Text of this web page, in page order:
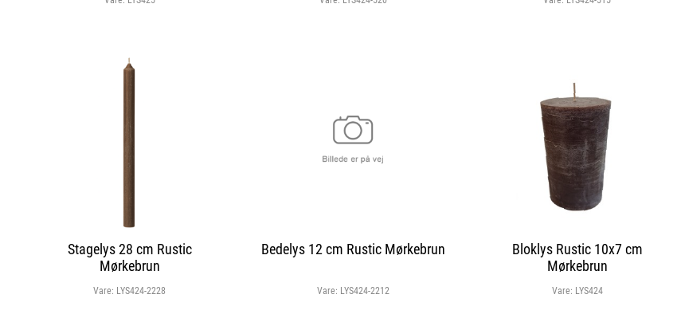
Stagelys 28 cm Rustic
Mørkebrun
Vare: LYS424-2228
Bedelys 12 cm Rustic Mørkebrun
Vare: LYS424-2212
Bloklys Rustic 10x7 cm
Mørkebrun
Vare: LYS424